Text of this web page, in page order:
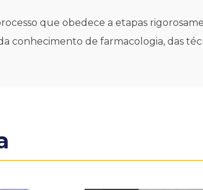
que obedece a etapas
conhecimento de farmacologia, das